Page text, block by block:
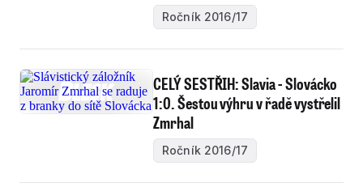
Ročník 2016/17
CELÝ SESTŘIH: Slavia - Slovácko
1:0. Šestou výhru v řadě vystřelil
Zmrhal
Ročník 2016/17